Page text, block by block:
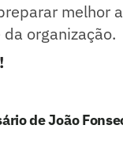
melhor
organização.
de João